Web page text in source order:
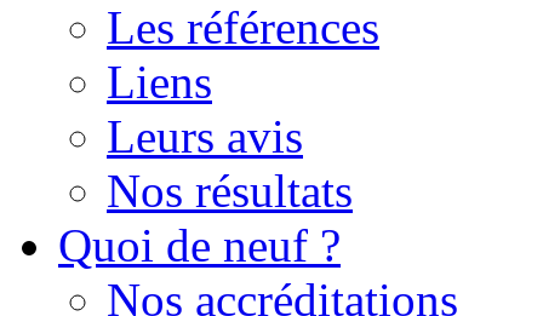
Les références
Liens
Leurs avis
Nos résultats
Quoi de neuf ?
Nos accréditations